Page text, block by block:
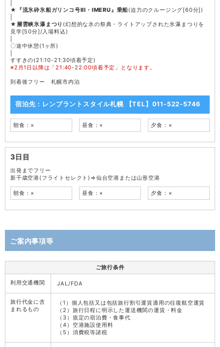
★ 『流氷砕氷船ガリンコ号III・IMERU』乗船(迫力のクルージング[60分])
★ 層雲峡氷瀑まつり (幻想的な氷の祭典・ライトアップされた氷瀑まつりを
見学[50分]/入場料込)
〇途中休憩(1ヶ所)
すすきの(21:10-21:30頃着予定)
※2月1日以降は「21:40-22:00頃着予定」となります。
到着後フリー 札幌市内泊
宿泊先：レンブラントスタイル札幌 【TEL】011-522-5746
朝食：× 昼食：× 夕食：×
3日目
出発までフリー
新千歳空港(フライトセレクト)⇒仙台空港または山形空港
朝食：× 昼食：× 夕食：×
ご案内事項等
ご旅行条件
利用交通機関 JAL/FDA
旅行代金に含
まれるもの
（1）個人包括又は包括旅行割引運賃適用の往復航空運賃
（2）旅行日程に明示した運送機関の運賃・料金
（3）規定の宿泊費・食事代
（4）空港施設使用料
（5）消費税等諸税